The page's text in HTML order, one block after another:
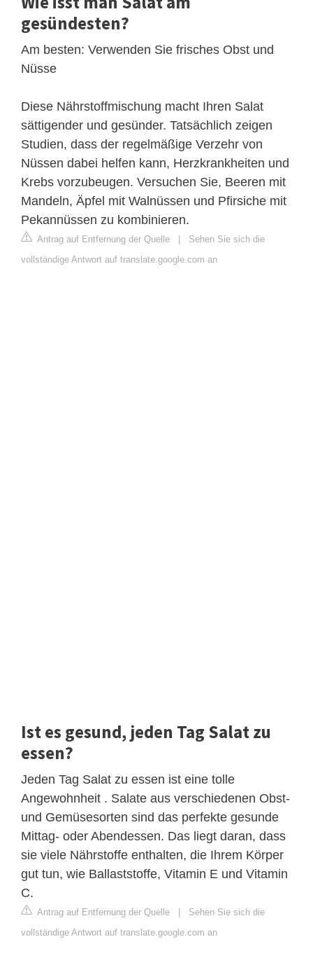
gesündesten?
Am besten: Verwenden Sie frisches Obst und
Nüsse
Diese Nährstoffmischung macht Ihren Salat
sättigender und gesünder. Tatsächlich zeigen
Studien, dass der regelmäßige Verzehr von
Nüssen dabei helfen kann, Herzkrankheiten und
Krebs vorzubeugen. Versuchen Sie, Beeren mit
Mandeln, Äpfel mit Walnüssen und Pfirsiche mit
Pekannüssen zu kombinieren.
Antrag auf Entfernung der Quelle | Sehen Sie sich die
vollständige Antwort auf translate.google.com an
Ist es gesund, jeden Tag Salat zu
essen?
Jeden Tag Salat zu essen ist eine tolle
Angewohnheit . Salate aus verschiedenen Obst-
und Gemüsesorten sind das perfekte gesunde
Mittag- oder Abendessen. Das liegt daran, dass
sie viele Nährstoffe enthalten, die Ihrem Körper
gut tun, wie Ballaststoffe, Vitamin E und Vitamin
C.
Antrag auf Entfernung der Quelle | Sehen Sie sich die
vollständige Antwort auf translate.google.com an